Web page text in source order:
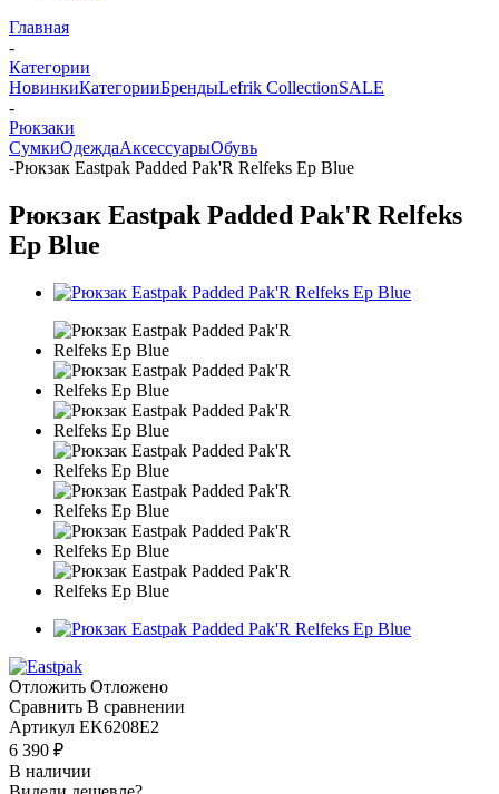
Главная
-
Категории
НовинкиКатегорииБрендыLefrik CollectionSALE
-
Рюкзаки
СумкиОдеждаАксессуарыОбувь
-Рюкзак Eastpak Padded Pak'R Relfeks Ep Blue
Рюкзак Eastpak Padded Pak'R Relfeks
Ep Blue
Отложить Отложено
Сравнить В сравнении
Артикул EK6208E2
6 390 ₽
В наличии